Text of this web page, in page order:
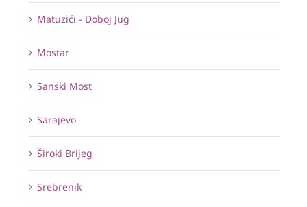
Matuzići - Doboj Jug
Mostar
Sanski Most
Sarajevo
Široki Brijeg
Srebrenik